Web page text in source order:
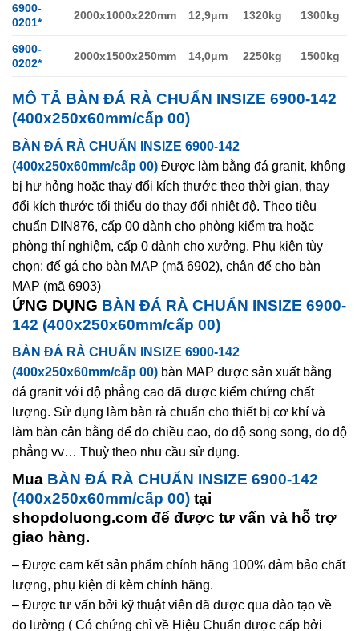
6900-
0201*
2000x1000x220mm 12,9μm 1320kg 1300kg
6900-
0202*
2000x1500x250mm 14,0μm 2250kg 1500kg
MÔ TẢ BÀN ĐÁ RÀ CHUẨN INSIZE 6900-142
(400x250x60mm/cấp 00)
BÀN ĐÁ RÀ CHUẨN INSIZE 6900-142
(400x250x60mm/cấp 00) Được làm bằng đá granit, không
bị hư hỏng hoặc thay đổi kích thước theo thời gian, thay
đổi kích thước tối thiểu do thay đổi nhiệt độ. Theo tiêu
chuẩn DIN876, cấp 00 dành cho phòng kiểm tra hoặc
phòng thí nghiệm, cấp 0 dành cho xưởng. Phụ kiện tùy
chọn: đế gá cho bàn MAP (mã 6902), chân đế cho bàn
MAP (mã 6903)
ỨNG DỤNG BÀN ĐÁ RÀ CHUẨN INSIZE 6900-
142 (400x250x60mm/cấp 00)
BÀN ĐÁ RÀ CHUẨN INSIZE 6900-142
(400x250x60mm/cấp 00) bàn MAP được sản xuất bằng
đá granit với độ phẳng cao đã được kiểm chứng chất
lượng. Sử dụng làm bàn rà chuẩn cho thiết bị cơ khí và
làm bàn cân bằng để đo chiều cao, đo độ song song, đo độ
phẳng vv… Thuỳ theo nhu cầu sử dụng.
Mua BÀN ĐÁ RÀ CHUẨN INSIZE 6900-142
(400x250x60mm/cấp 00) tại
shopdoluong.com để được tư vấn và hỗ trợ
giao hàng.
– Được cam kết sản phẩm chính hãng 100% đảm bảo chất
lượng, phụ kiện đi kèm chính hãng.
– Được tư vấn bởi kỹ thuật viên đã được qua đào tạo về
đo lường ( Có chứng chỉ về Hiệu Chuẩn được cấp bởi